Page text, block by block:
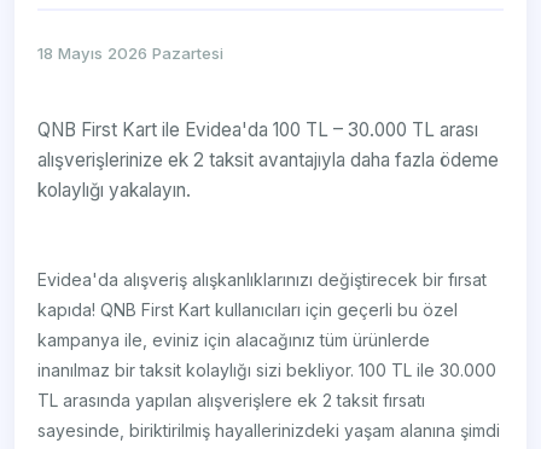
18 Mayıs 2026 Pazartesi
QNB First Kart ile Evidea'da 100 TL – 30.000 TL arası
alışverişlerinize ek 2 taksit avantajıyla daha fazla ödeme
kolaylığı yakalayın.
Evidea'da alışveriş alışkanlıklarınızı değiştirecek bir fırsat
kapıda! QNB First Kart kullanıcıları için geçerli bu özel
kampanya ile, eviniz için alacağınız tüm ürünlerde
inanılmaz bir taksit kolaylığı sizi bekliyor. 100 TL ile 30.000
TL arasında yapılan alışverişlere ek 2 taksit fırsatı
sayesinde, biriktirilmiş hayallerinizdeki yaşam alanına şimdi